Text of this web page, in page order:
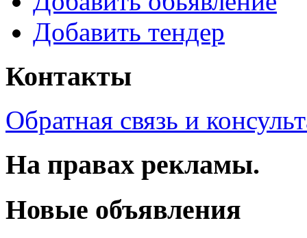
Добавить тендер
Контакты
Обратная связь и
На правах рекламы.
Новые объявления